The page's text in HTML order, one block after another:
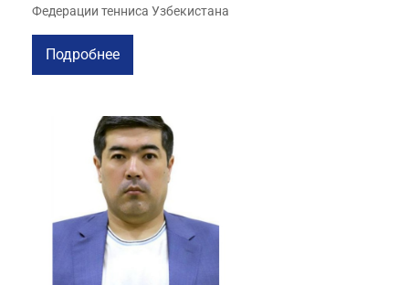
Федерации тенниса Узбекистана
Подробнее